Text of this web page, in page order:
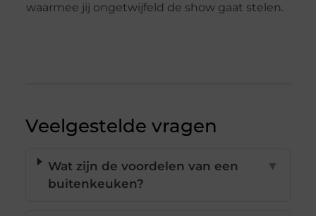
waarmee jij ongetwijfeld de show gaat stelen.
Veelgestelde vragen
Wat zijn de voordelen van een
buitenkeuken?
▼